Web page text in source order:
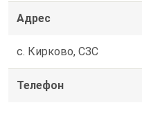
Адрес
с. Кирково, СЗС
Телефон